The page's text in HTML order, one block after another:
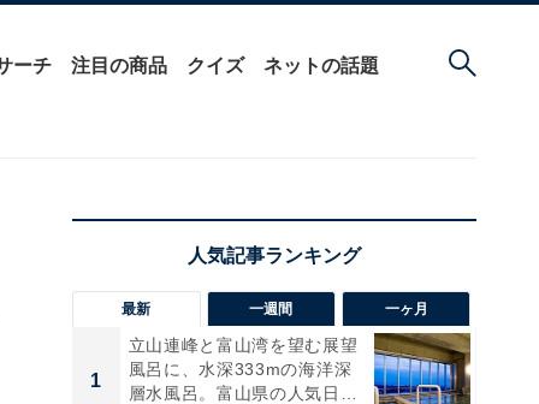
ーチ 注目の商品 クイズ ネットの話題
最新 一週間 一ヶ月
1
立山連峰と富山湾を望む展望
風呂に、水深333mの海洋深
層水風呂。富山県の人気日